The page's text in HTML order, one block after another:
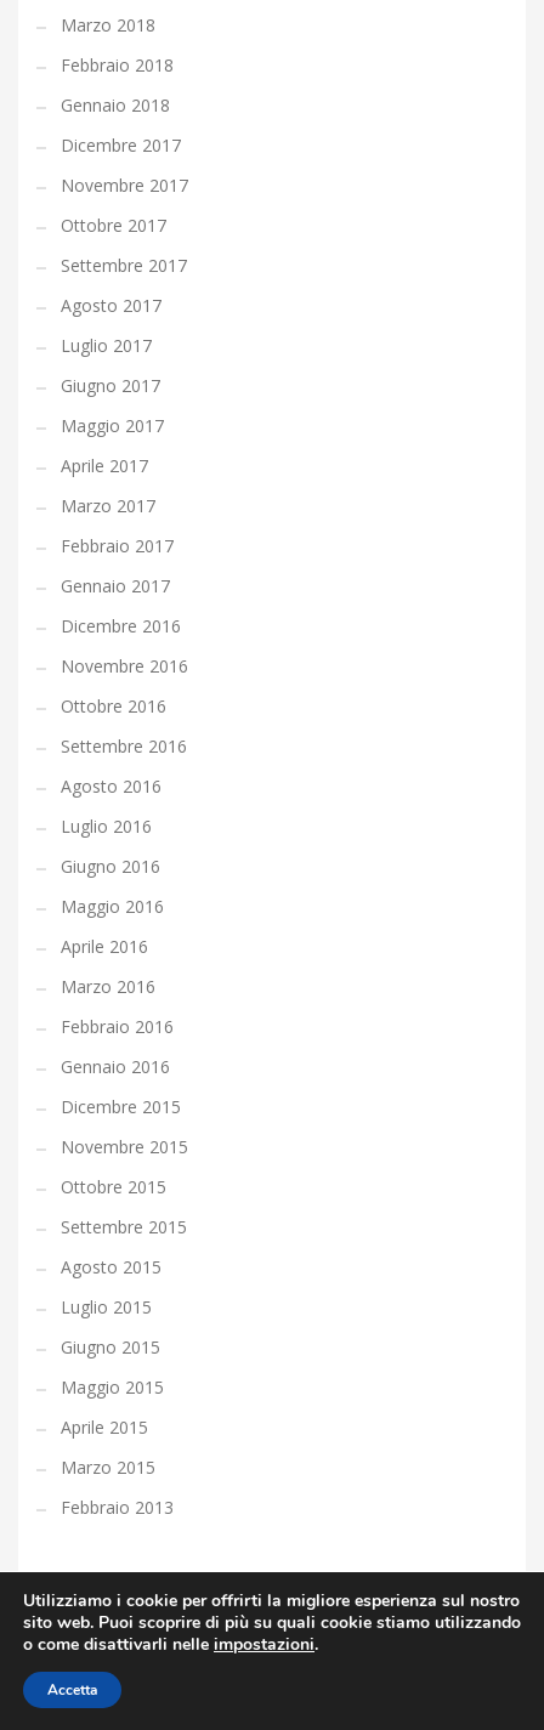
Marzo 2018
Febbraio 2018
Gennaio 2018
Dicembre 2017
Novembre 2017
Ottobre 2017
Settembre 2017
Agosto 2017
Luglio 2017
Giugno 2017
Maggio 2017
Aprile 2017
Marzo 2017
Febbraio 2017
Gennaio 2017
Dicembre 2016
Novembre 2016
Ottobre 2016
Settembre 2016
Agosto 2016
Luglio 2016
Giugno 2016
Maggio 2016
Aprile 2016
Marzo 2016
Febbraio 2016
Gennaio 2016
Dicembre 2015
Novembre 2015
Ottobre 2015
Settembre 2015
Agosto 2015
Luglio 2015
Giugno 2015
Maggio 2015
Aprile 2015
Marzo 2015
Febbraio 2013
Informazioni
ORDINE AVVOCATI FOGGIA
Utilizziamo i cookie per offrirti la migliore esperienza sul nostro
sito web. Puoi scoprire di più su quali cookie stiamo utilizzando
o come disattivarli nelle impostazioni.
Accetta